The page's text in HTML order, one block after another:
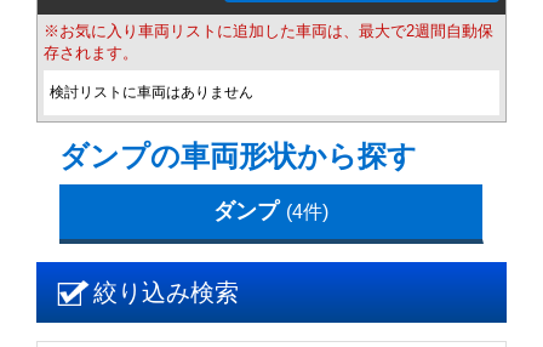
※お気に入り車両リストに追加した車両は、最大で2週間自動保
存されます。
検討リストに車両はありません
ダンプの車両形状から探す
ダンプ (4件)
絞り込み検索